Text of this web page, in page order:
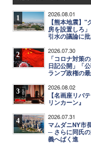
1 2026.08.01
【熊本地震】
房を設置しろ
引水の議論に
2 2026.07.30
「コロナ対策
日記公開」「
ランプ政権の
3 2026.08.02
【名画座リバ
リンカーン』
4 2026.07.31
マムダニNY市
─ さらに同氏
義へばく進